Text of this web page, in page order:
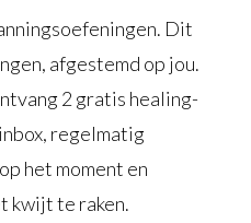
Dit
afgestemd op jou.
2 gratis healing-
regelmatig
het moment en
kwijt te raken.